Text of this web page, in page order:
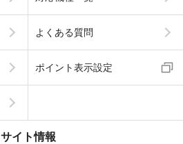
よくある質問
ポイント表示設定
サイト情報